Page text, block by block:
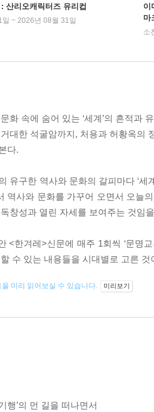
산리오캐릭터즈 유리컵
~ 2026년 08월 31일
이
마
소
화 속에 숨어 있는 ‘세계’의 흔적과
대한 석굴암까지, 처용과 허황옥의
다.
유구한 역사와 문화의 갈피마다 ‘
역사와 문화를 가꾸어 오면서 오늘
창성과 열린 자세를 보여주는 것임
<한겨레>신문에 매주 1회씩 ‘문명
수 있는 내용들을 시대별로 고른
미리 읽어보실 수 있습니다. 미리보기
행’의 먼 길을 떠나면서